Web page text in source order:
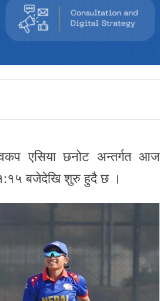
एसिया छनोट अन्तर्गत आज
बजेदेखि शुरु हुदै छ ।